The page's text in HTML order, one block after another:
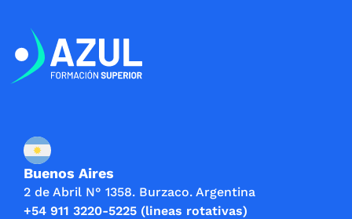
Buenos Aires
2 de Abril N° 1358. Burzaco. Argentina
+54 911 3220-5225 (lineas rotativas)